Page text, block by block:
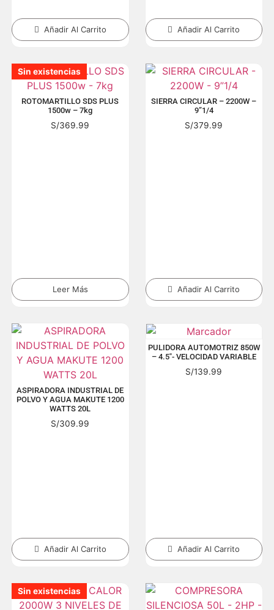
Añadir Al Carrito Añadir Al Carrito
Sin existencias
Sin existencias
Sin existencias
Sin existencias
Sin existencias
Sin existencias
Sin existencias
Sin existencias
Sin existencias
Sin existencias
Sin existencias
Sin existencias
Sin existencias
ROTOMARTILLO SDS PLUS
1500w – 7kg
S/369.99
Leer Más
SIERRA CIRCULAR – 2200W –
9”1/4
S/379.99
Añadir Al Carrito
ASPIRADORA INDUSTRIAL DE
POLVO Y AGUA MAKUTE 1200
WATTS 20L
S/309.99
Añadir Al Carrito
PULIDORA AUTOMOTRIZ 850W
– 4.5″- VELOCIDAD VARIABLE
S/139.99
Añadir Al Carrito
Sin existencias
Sin existencias
Sin existencias
Sin existencias
Sin existencias
Sin existencias
Sin existencias
Sin existencias
Sin existencias
Sin existencias
Sin existencias
Sin existencias
Sin existencias
Sin existencias
Sin existencias
Sin existencias
Sin existencias